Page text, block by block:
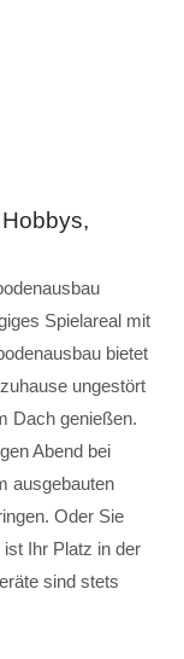
Spielareal mit
bietet
ungestört
Dach genießen.
Abend bei
ausgebauten
Oder Sie
Ihr Platz in der
sind stets